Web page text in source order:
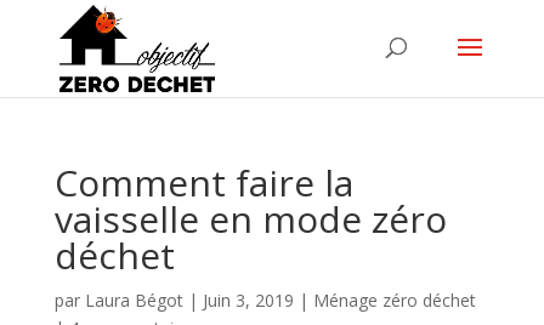
Comment faire la
vaisselle en mode zéro
déchet
par Laura Bégot| Juin 3, 2019 | Ménage zéro déchet